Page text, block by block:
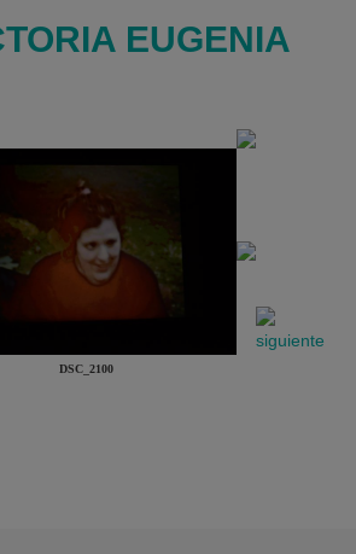
EUGENIA
DSC_2100